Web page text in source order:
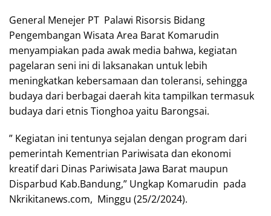
General Menejer PT Palawi Risorsis Bidang
Pengembangan Wisata Area Barat Komarudin
menyampiakan pada awak media bahwa, kegiatan
pagelaran seni ini di laksanakan untuk lebih
meningkatkan kebersamaan dan toleransi, sehingga
budaya dari berbagai daerah kita tampilkan termasuk
budaya dari etnis Tionghoa yaitu Barongsai.
” Kegiatan ini tentunya sejalan dengan program dari
pemerintah Kementrian Pariwisata dan ekonomi
kreatif dari Dinas Pariwisata Jawa Barat maupun
Disparbud Kab.Bandung,” Ungkap Komarudin pada
Nkrikitanews.com, Minggu (25/2/2024).